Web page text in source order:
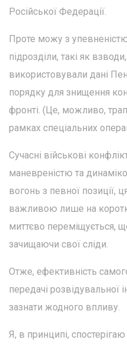
Російської Федерації.
Проте можу з
підрозділи, такі як
використовували дані
порядку для знищення
фронті. (Це, можливо,
рамках спеціальних
Сучасні військові
маневреністю та
вогонь з певної позиції,
важливою лише на
миттєво переміщується,
зачищаючи свої сліди.
Отже, ефективність
передачі розвідувальної
зазнати жодного впливу.
Я, в принципі,